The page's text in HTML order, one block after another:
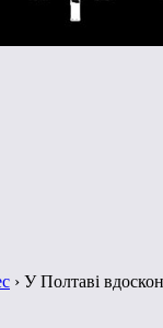
› У Полтаві